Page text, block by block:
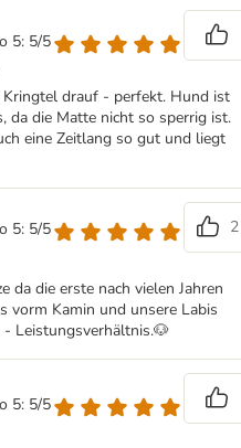
5: 5/5
Kringtel drauf - perfekt. Hund ist
da die Matte nicht so sperrig ist.
eine Zeitlang so gut und liegt
5: 5/5
2
da die erste nach vielen Jahren
vorm Kamin und unsere Labis
- Leistungsverhältnis.🐶
5: 5/5